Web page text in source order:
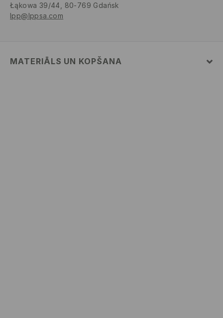
Łąkowa 39/44, 80-769 Gdańsk
lpp@lppsa.com
MATERIĀLS UN KOPŠANA